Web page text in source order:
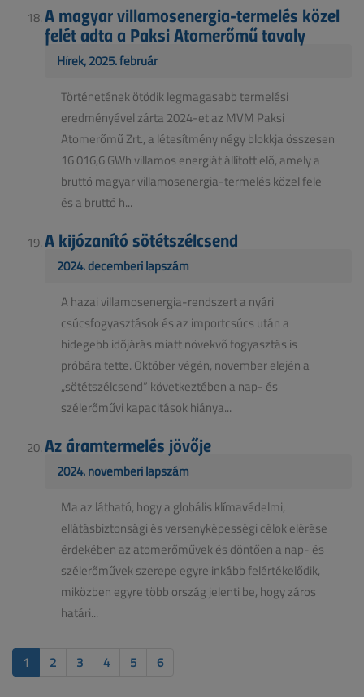
A magyar villamosenergia-termelés közel
felét adta a Paksi Atomerőmű tavaly
Hírek, 2025. február
Történetének ötödik legmagasabb termelési
eredményével zárta 2024-et az MVM Paksi
Atomerőmű Zrt., a létesítmény négy blokkja összesen
16 016,6 GWh villamos energiát állított elő, amely a
bruttó magyar villamosenergia-termelés közel fele
és a bruttó h...
A kijózanító sötétszélcsend
2024. decemberi lapszám
A hazai villamosenergia-rendszert a nyári
csúcsfogyasztások és az importcsúcs után a
hidegebb időjárás miatt növekvő fogyasztás is
próbára tette. Október végén, november elején a
„sötétszélcsend” következtében a nap- és
szélerőművi kapacitások hiánya...
Az áramtermelés jövője
2024. novemberi lapszám
Ma az látható, hogy a globális klímavédelmi,
ellátásbiztonsági és versenyképességi célok elérése
érdekében az atomerőművek és döntően a nap- és
szélerőművek szerepe egyre inkább felértékelődik,
miközben egyre több ország jelenti be, hogy záros
határi...
1 2 3 4 5 6